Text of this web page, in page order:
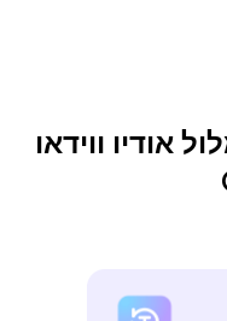
אודיו ווידאו